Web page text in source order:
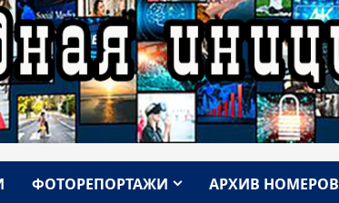
ФОТОРЕПОРТАЖИ АРХИВ НОМЕРОВ